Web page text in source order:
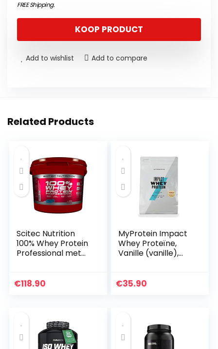
FREE Shipping.
KOOP PRODUCT
Add to wishlist Add to compare
Related Products
Scitec Nutrition
100% Whey Protein
Professional met
spijsverteringsenzy
€118.90
MyProtein Impact
Whey Proteïne,
Vanille (vanille),
€35.90